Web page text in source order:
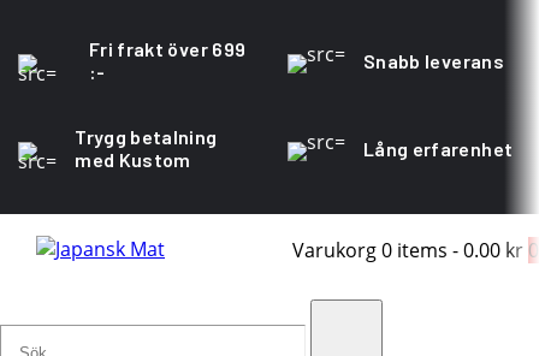
Fri frakt över 699
:-
Snabb leverans
Trygg betalning
med Kustom
Lång erfarenhet
Varukorg0 items -0.00 kr 0